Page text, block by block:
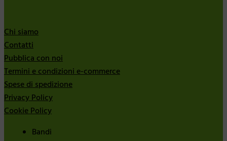
Chi siamo
Contatti
Pubblica con noi
Termini e condizioni e-commerce
Spese di spedizione
Privacy Policy
Cookie Policy
Bandi